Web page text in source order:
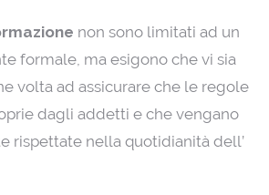
non sono limitati ad un
formale, ma esigono che vi sia
volta ad assicurare che le regole
dagli addetti e che vengano
rispettate nella quotidianità dell’